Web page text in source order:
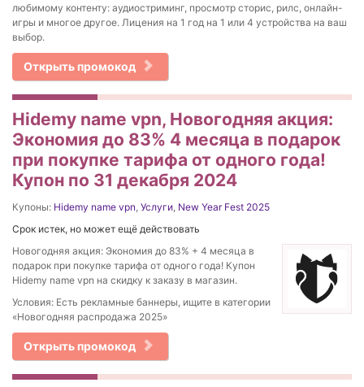
любимому контенту: аудиостриминг, просмотр сторис, рилс, онлайн-
игры и многое другое. Лицения на 1 год на 1 или 4 устройства на ваш
выбор.
Открыть промокод
Hidemy name vpn, Новогодняя акция:
Экономия до 83% 4 месяца в подарок
при покупке тарифа от одного года!
Купон по 31 декабря 2024
Купоны: Hidemy name vpn Услуги New Year Fest 2025
Срок истек, но может ещё действовать
Новогодняя акция: Экономия до 83% + 4 месяца в
подарок при покупке тарифа от одного года! Купон
Hidemy name vpn на скидку к заказу в магазин.
Условия: Есть рекламные баннеры, ищите в категории
«Новогодняя распродажа 2025»
Открыть промокод